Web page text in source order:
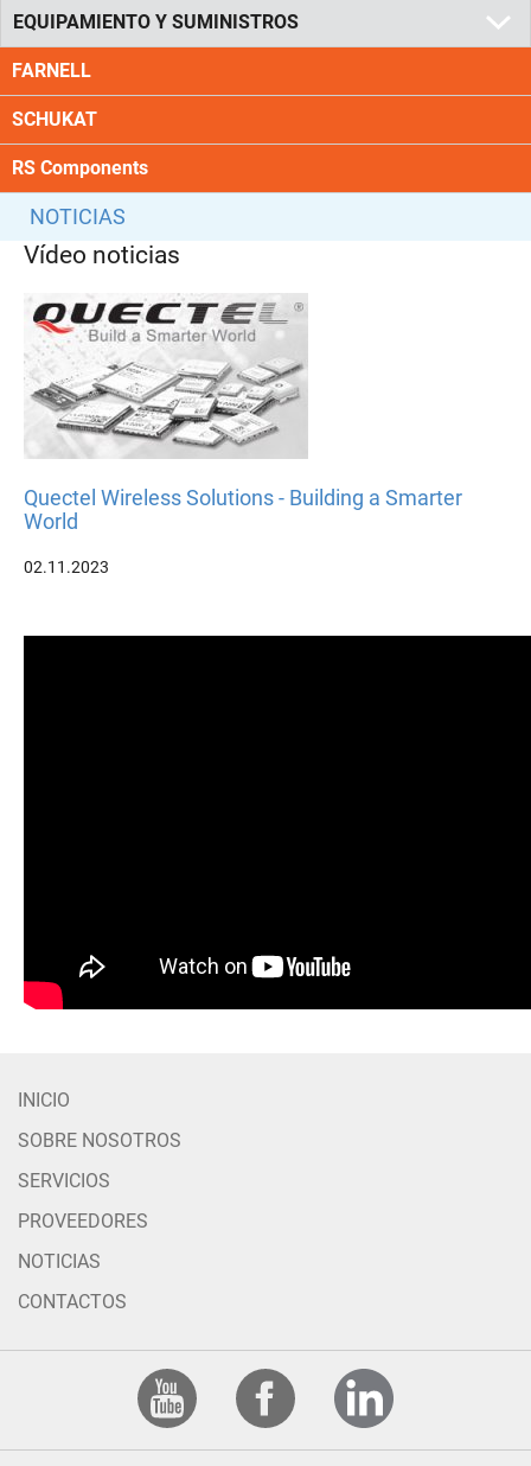
EQUIPAMIENTO Y SUMINISTROS
FARNELL
SCHUKAT
RS Components
NOTICIAS
Vídeo noticias
Quectel Wireless Solutions - Building a Smarter
World
02.11.2023
INICIO
SOBRE NOSOTROS
SERVICIOS
PROVEEDORES
NOTICIAS
CONTACTOS